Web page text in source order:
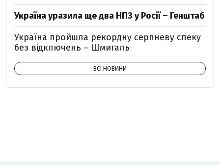
Україна уразила ще два НПЗ у Росії – Генштаб
Україна пройшла рекордну серпневу спеку
без відключень – Шмигаль
ВСІ НОВИНИ